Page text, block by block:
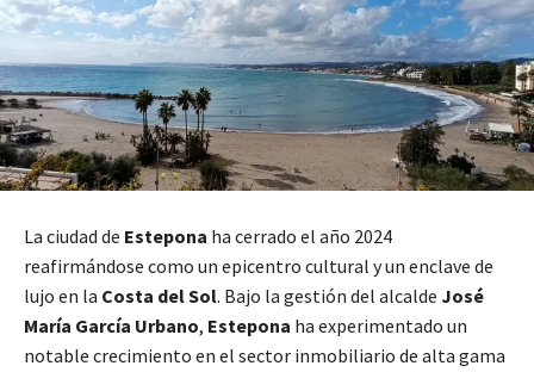
La ciudad de Estepona ha cerrado el año 2024
reafirmándose como un epicentro cultural y un enclave de
lujo en la Costa del Sol. Bajo la gestión del alcalde José
María García Urbano, Estepona ha experimentado un
notable crecimiento en el sector inmobiliario de alta gama